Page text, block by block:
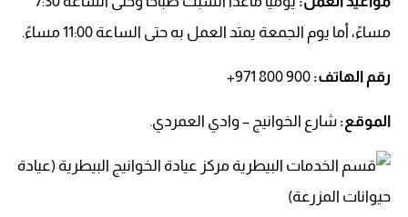
مساءً، أما يوم الجمعة يمتد العمل به حتى الساعة 11:00 مساءً.
رقم الهاتف: ‏‪ +971 800 900‬‏
الموقع: شارع الخوانيج – وادي العمردي.